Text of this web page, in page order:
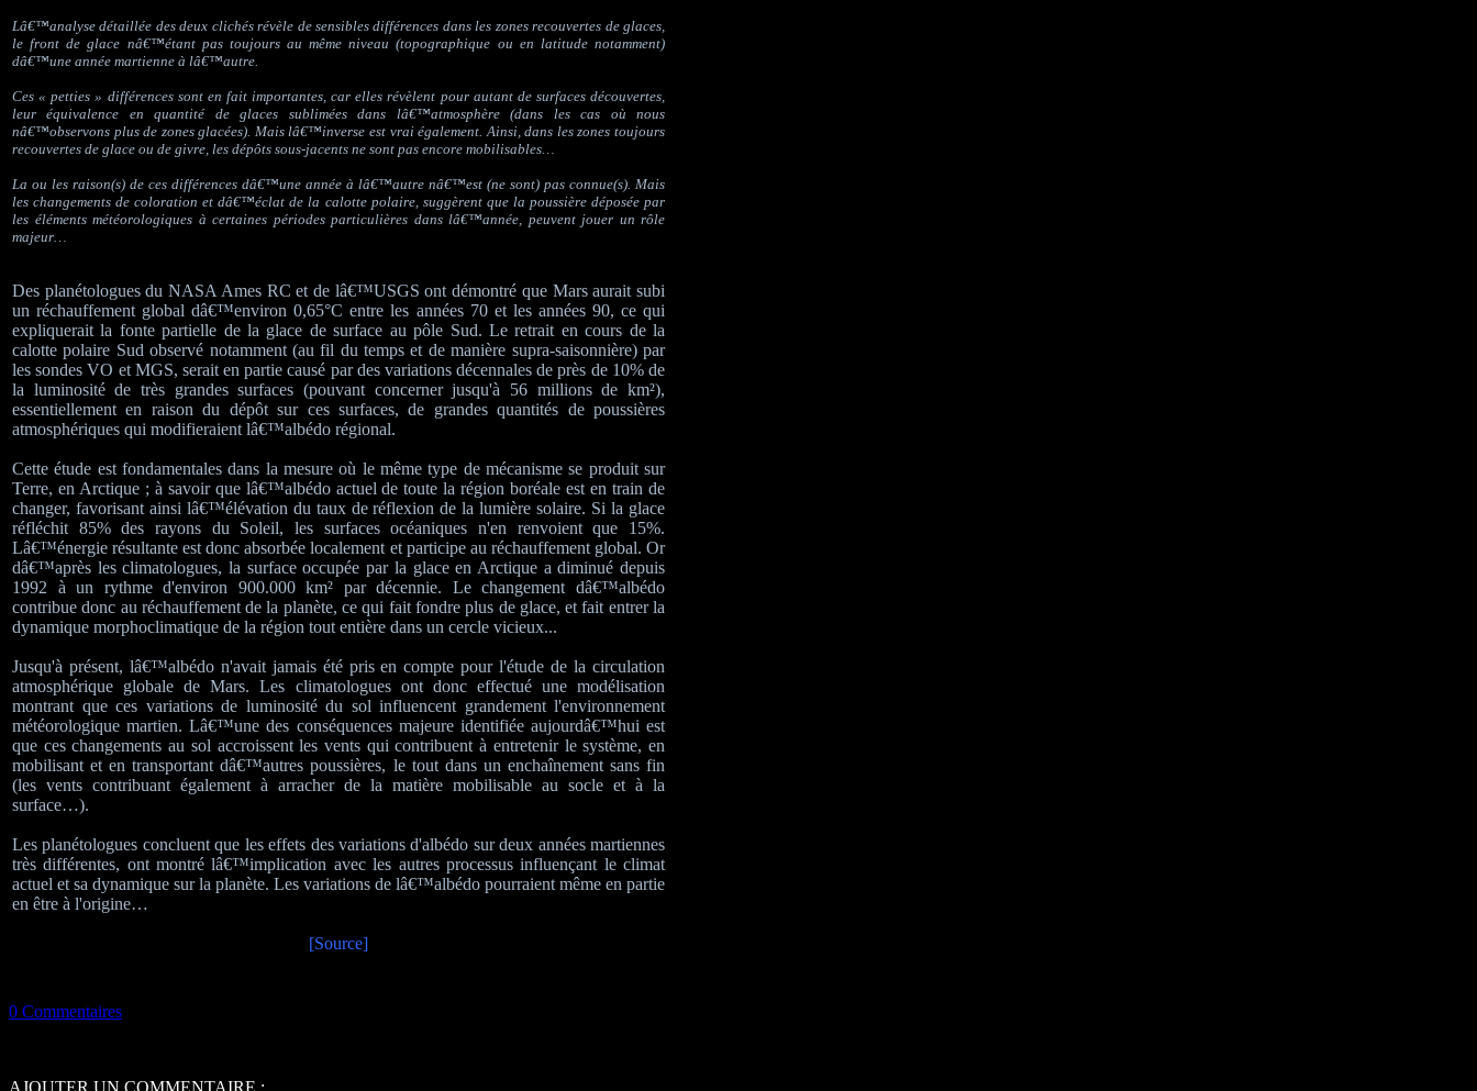
Lâ€™analyse détaillée des deux clichés révèle de sensibles différences dans les zones recouvertes de glaces,
le front de glace nâ€™étant pas toujours au même niveau (topographique ou en latitude notamment)
dâ€™une année martienne à lâ€™autre.
Ces « petties » différences sont en fait importantes, car elles révèlent pour autant de surfaces découvertes,
leur équivalence en quantité de glaces sublimées dans lâ€™atmosphère (dans les cas où nous
nâ€™observons plus de zones glacées). Mais lâ€™inverse est vrai également. Ainsi, dans les zones toujours
recouvertes de glace ou de givre, les dépôts sous-jacents ne sont pas encore mobilisables…
La ou les raison(s) de ces différences dâ€™une année à lâ€™autre nâ€™est (ne sont) pas connue(s). Mais
les changements de coloration et dâ€™éclat de la calotte polaire, suggèrent que la poussière déposée par
les éléments météorologiques à certaines périodes particulières dans lâ€™année, peuvent jouer un rôle
majeur…
Des planétologues du NASA Ames RC et de lâ€™USGS ont démontré que Mars aurait subi
un réchauffement global dâ€™environ 0,65°C entre les années 70 et les années 90, ce qui
expliquerait la fonte partielle de la glace de surface au pôle Sud. Le retrait en cours de la
calotte polaire Sud observé notamment (au fil du temps et de manière supra-saisonnière) par
les sondes VO et MGS, serait en partie causé par des variations décennales de près de 10% de
la luminosité de très grandes surfaces (pouvant concerner jusqu'à 56 millions de km²),
essentiellement en raison du dépôt sur ces surfaces, de grandes quantités de poussières
atmosphériques qui modifieraient lâ€™albédo régional.
Cette étude est fondamentales dans la mesure où le même type de mécanisme se produit sur
Terre, en Arctique ; à savoir que lâ€™albédo actuel de toute la région boréale est en train de
changer, favorisant ainsi lâ€™élévation du taux de réflexion de la lumière solaire. Si la glace
réfléchit 85% des rayons du Soleil, les surfaces océaniques n'en renvoient que 15%.
Lâ€™énergie résultante est donc absorbée localement et participe au réchauffement global. Or
dâ€™après les climatologues, la surface occupée par la glace en Arctique a diminué depuis
1992 à un rythme d'environ 900.000 km² par décennie. Le changement dâ€™albédo
contribue donc au réchauffement de la planète, ce qui fait fondre plus de glace, et fait entrer la
dynamique morphoclimatique de la région tout entière dans un cercle vicieux...
Jusqu'à présent, lâ€™albédo n'avait jamais été pris en compte pour l'étude de la circulation
atmosphérique globale de Mars. Les climatologues ont donc effectué une modélisation
montrant que ces variations de luminosité du sol influencent grandement l'environnement
météorologique martien. Lâ€™une des conséquences majeure identifiée aujourdâ€™hui est
que ces changements au sol accroissent les vents qui contribuent à entretenir le système, en
mobilisant et en transportant dâ€™autres poussières, le tout dans un enchaînement sans fin
(les vents contribuant également à arracher de la matière mobilisable au socle et à la
surface…).
Les planétologues concluent que les effets des variations d'albédo sur deux années martiennes
très différentes, ont montré lâ€™implication avec les autres processus influençant le climat
actuel et sa dynamique sur la planète. Les variations de lâ€™albédo pourraient même en partie
en être à l'origine…
[Source]
0 Commentaires
AJOUTER UN COMMENTAIRE :